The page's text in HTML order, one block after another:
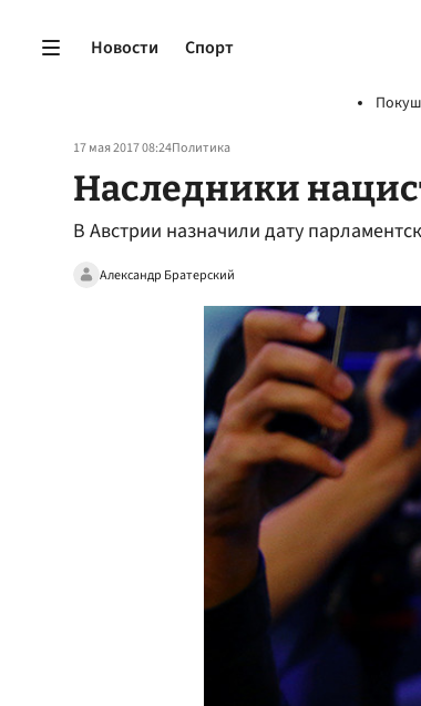
Новости Спорт
17 мая 2017 08:24Политика
Наследники
В Австрии назначили дату
Александр Братерский